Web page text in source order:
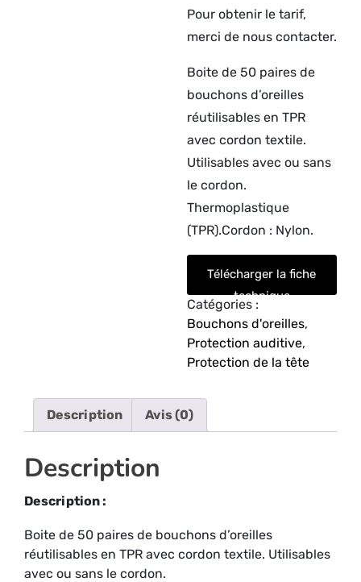
Pour obtenir le tarif,
merci de nous contacter.
Boite de 50 paires de
bouchons d’oreilles
réutilisables en TPR
avec cordon textile.
Utilisables avec ou sans
le cordon.
Thermoplastique
(TPR).Cordon : Nylon.
Télécharger la fiche
technique
Catégories :
Bouchons d'oreilles,
Protection auditive,
Protection de la tête
Description Avis (0)
Description
Description :
Boite de 50 paires de bouchons d’oreilles
réutilisables en TPR avec cordon textile. Utilisables
avec ou sans le cordon.